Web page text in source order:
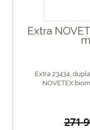
Extra
Extra 23434,
NOVETEX
271